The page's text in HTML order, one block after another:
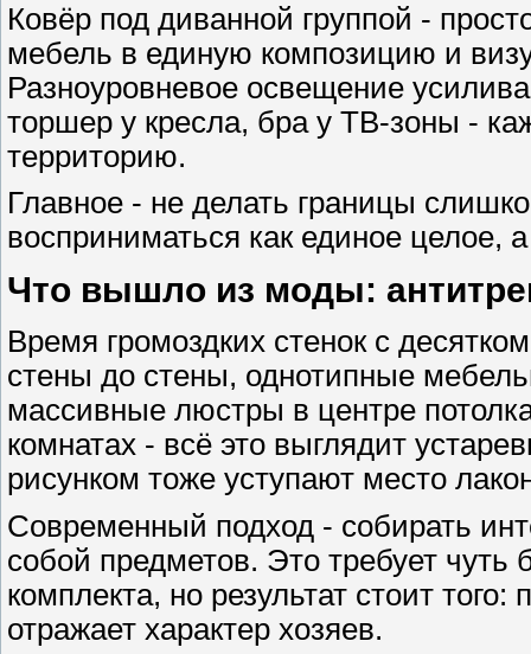
Ковёр под диванной группой -
мебель в единую композицию и
Разноуровневое освещение
торшер у кресла, бра у ТВ-зоны -
территорию.
Главное - не делать границы
восприниматься как единое целое,
Что вышло из моды:
Время громоздких стенок с
стены до стены, однотипные
массивные люстры в центре
комнатах - всё это выглядит
рисунком тоже уступают место
Современный подход - собирать
собой предметов. Это требует чуть
комплекта, но результат стоит
отражает характер хозяев.